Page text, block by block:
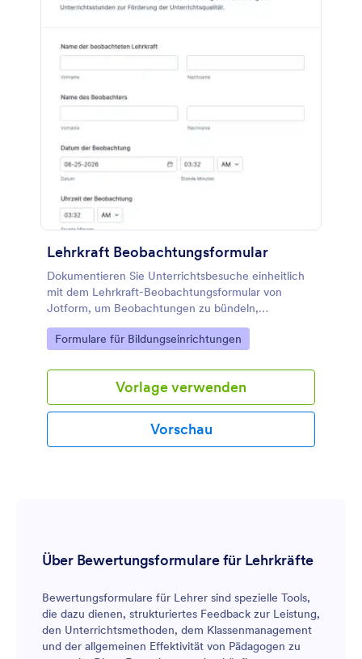
Lehrkraft Beobachtungsformular
Dokumentieren Sie Unterrichtsbesuche einheitlich
mit dem Lehrkraft-Beobachtungsformular von
Jotform, um Beobachtungen zu bündeln,
Feedbackgespräche vorzubereiten und die
schulische Qualitätsentwicklung zu unterstützen.
Go to Category:
Formulare für Bildungseinrichtungen
Vorlage verwenden
Vorschau
Über Bewertungsformulare für Lehrkräfte
Bewertungsformulare für Lehrer sind spezielle Tools,
die dazu dienen, strukturiertes Feedback zur Leistung,
den Unterrichtsmethoden, dem Klassenmanagement
und der allgemeinen Effektivität von Pädagogen zu